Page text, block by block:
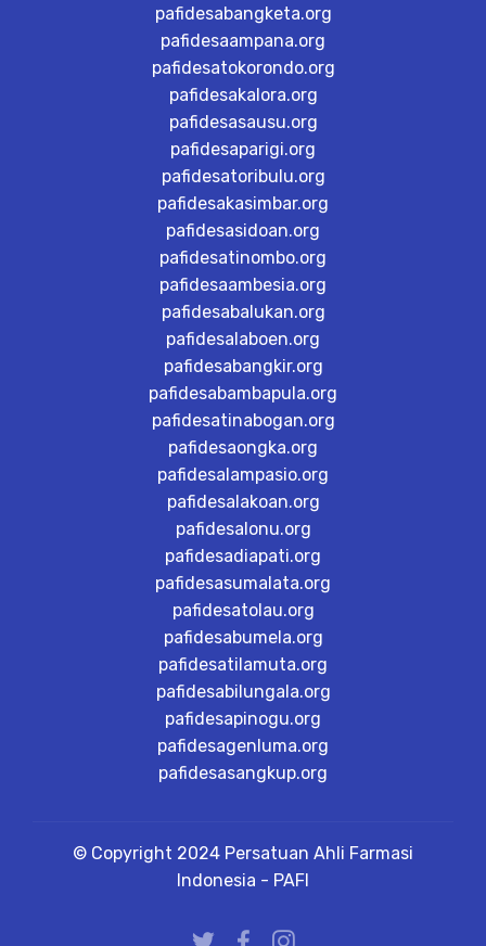
pafidesabangketa.org
pafidesaampana.org
pafidesatokorondo.org
pafidesakalora.org
pafidesasausu.org
pafidesaparigi.org
pafidesatoribulu.org
pafidesakasimbar.org
pafidesasidoan.org
pafidesatinombo.org
pafidesaambesia.org
pafidesabalukan.org
pafidesalaboen.org
pafidesabangkir.org
pafidesabambapula.org
pafidesatinabogan.org
pafidesaongka.org
pafidesalampasio.org
pafidesalakoan.org
pafidesalonu.org
pafidesadiapati.org
pafidesasumalata.org
pafidesatolau.org
pafidesabumela.org
pafidesatilamuta.org
pafidesabilungala.org
pafidesapinogu.org
pafidesagenluma.org
pafidesasangkup.org
© Copyright 2024 Persatuan Ahli Farmasi
Indonesia - PAFI